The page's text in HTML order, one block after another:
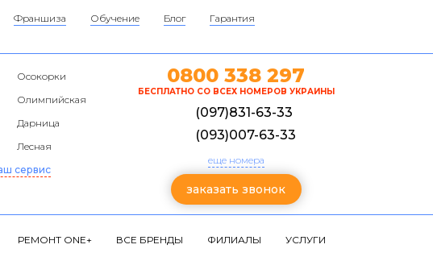
Франшиза Обучение Блог
Гарантия
Осокорки
Олимпийская
Дарница
Лесная
сервис
0800 338 297
БЕСПЛАТНО СО ВСЕХ НОМЕРОВ УКРАИНЫ
(097)831-63-33
(093)007-63-33
еще номера
заказать звонок
РЕМОНТ ONE+ ВСЕ БРЕНДЫ ФИЛИАЛЫ УСЛУГИ